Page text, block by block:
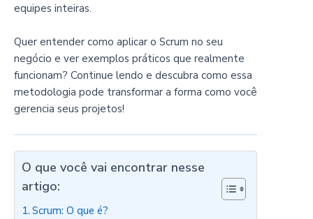
equipes inteiras.
Quer entender como aplicar o Scrum no seu
negócio e ver exemplos práticos que realmente
funcionam? Continue lendo e descubra como essa
metodologia pode transformar a forma como você
gerencia seus projetos!
O que você vai encontrar nesse
artigo:
Scrum: O que é?